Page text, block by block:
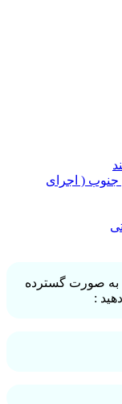
جنوب ( اجرای
به صورت گسترده
: